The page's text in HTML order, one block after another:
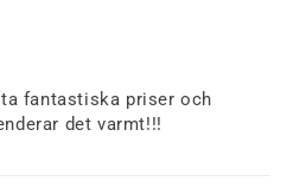
fantastiska priser och
det varmt!!!